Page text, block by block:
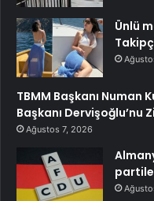
Ünlü
TBMM Başkanı Numan
Başkanı Dervişoğlu’nu
Ağustos 7, 2026